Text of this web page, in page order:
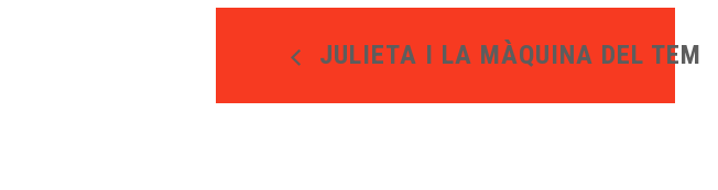
JULIETA I LA MÀQUINA DEL TEMPS